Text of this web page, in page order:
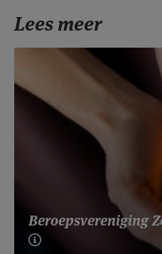
Lees meer
Beroepsvereniging